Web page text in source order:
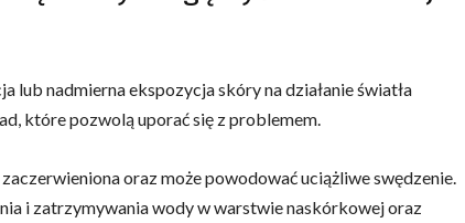
lub nadmierna ekspozycja skóry na działanie światła
które pozwolą uporać się z problemem.
oraz może powodować uciążliwe swędzenie.
i zatrzymywania wody w warstwie naskórkowej oraz